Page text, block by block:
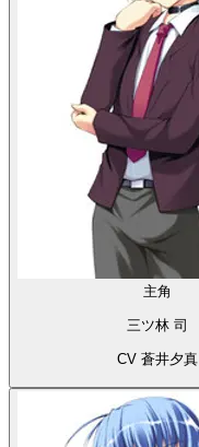
主角
三ツ林 司
CV 蒼井夕真